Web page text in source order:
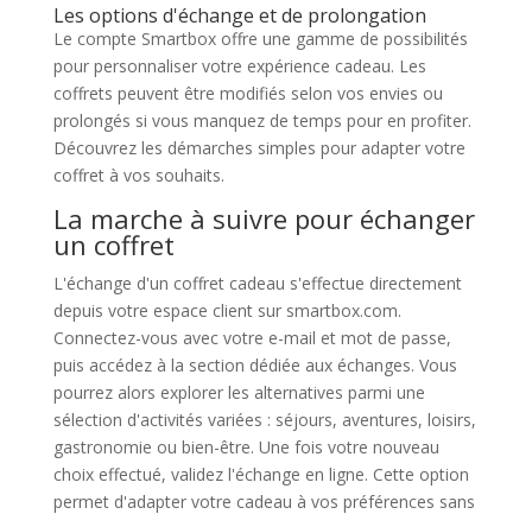
Les options d'échange et de prolongation
Le compte Smartbox offre une gamme de possibilités
pour personnaliser votre expérience cadeau. Les
coffrets peuvent être modifiés selon vos envies ou
prolongés si vous manquez de temps pour en profiter.
Découvrez les démarches simples pour adapter votre
coffret à vos souhaits.
La marche à suivre pour échanger
un coffret
L'échange d'un coffret cadeau s'effectue directement
depuis votre espace client sur smartbox.com.
Connectez-vous avec votre e-mail et mot de passe,
puis accédez à la section dédiée aux échanges. Vous
pourrez alors explorer les alternatives parmi une
sélection d'activités variées : séjours, aventures, loisirs,
gastronomie ou bien-être. Une fois votre nouveau
choix effectué, validez l'échange en ligne. Cette option
permet d'adapter votre cadeau à vos préférences sans